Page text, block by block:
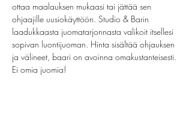
ottaa maalauksen mukaasi tai jättää sen
ohjaajille uusiokäyttöön. Studio & Barin
laadukkaasta juomatarjonnasta valikoit itsellesi
sopivan luontijuoman. Hinta sisältää ohjauksen
ja välineet, baari on avoinna omakustanteisesti.
Ei omia juomia!